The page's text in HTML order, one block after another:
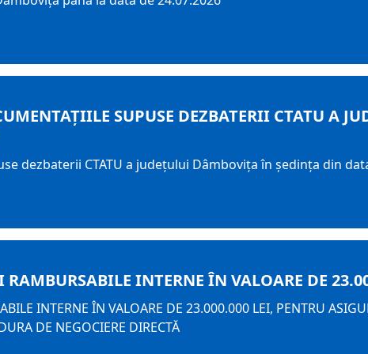
SUPUSE DEZBATERII CTATU A
dezbaterii CTATU a județului Dâmbovița în ședința din
INTERNE ÎN VALOARE DE
INTERNE ÎN VALOARE DE 23.000.000 LEI, PENTRU
DE NEGOCIERE DIRECTĂ